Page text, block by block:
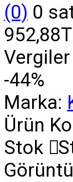
(0) 0
-44%
Marka:
Ürün
Stok